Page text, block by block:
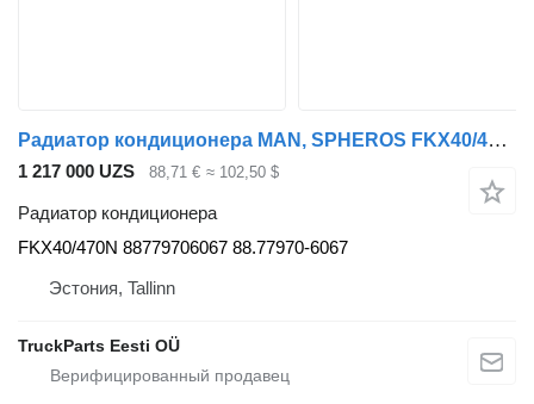
Радиатор кондиционера MAN, SPHEROS FKX40/470N для автобуса MAN
1 217 000 UZS 88,71 € ≈ 102,50 $
Радиатор кондиционера
FKX40/470N 88779706067 88.77970-6067
Эстония, Tallinn
TruckParts Eesti OÜ